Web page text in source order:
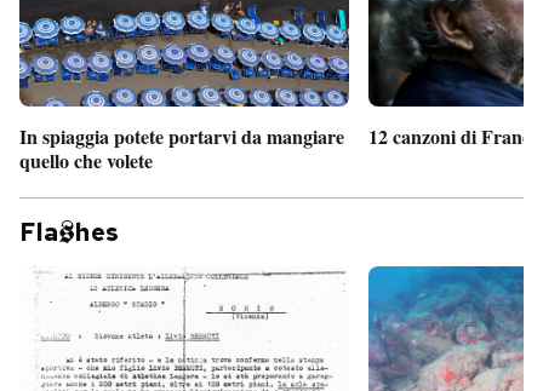
In spiaggia potete portarvi da mangiare
quello che volete
12 canzoni di
Fla hes